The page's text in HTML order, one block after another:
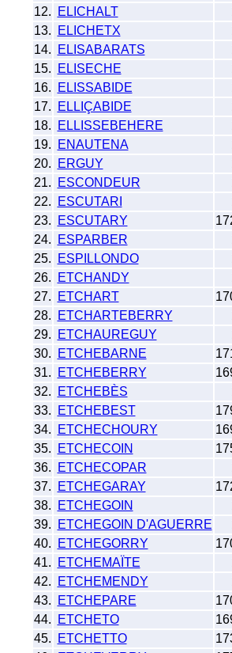
12.
ELICHALT
13.
ELICHETX
14.
ELISABARATS
15.
ELISECHE
16.
ELISSABIDE
17.
ELLIÇABIDE
18.
ELLISSEBEHERE
19.
ENAUTENA
20.
ERGUY
21.
ESCONDEUR
22.
ESCUTARI
23.
ESCUTARY
24.
ESPARBER
25.
ESPILLONDO
26.
ETCHANDY
27.
ETCHART
28.
ETCHARTEBERRY
29.
ETCHAUREGUY
30.
ETCHEBARNE
31.
ETCHEBERRY
32.
ETCHEBÈS
33.
ETCHEBEST
34.
ETCHECHOURY
35.
ETCHECOIN
36.
ETCHECOPAR
37.
ETCHEGARAY
38.
ETCHEGOIN
39.
ETCHEGOIN D'AGUERRE
40.
ETCHEGORRY
41.
ETCHEMAÏTE
42.
ETCHEMENDY
43.
ETCHEPARE
44.
ETCHETO
45.
ETCHETTO